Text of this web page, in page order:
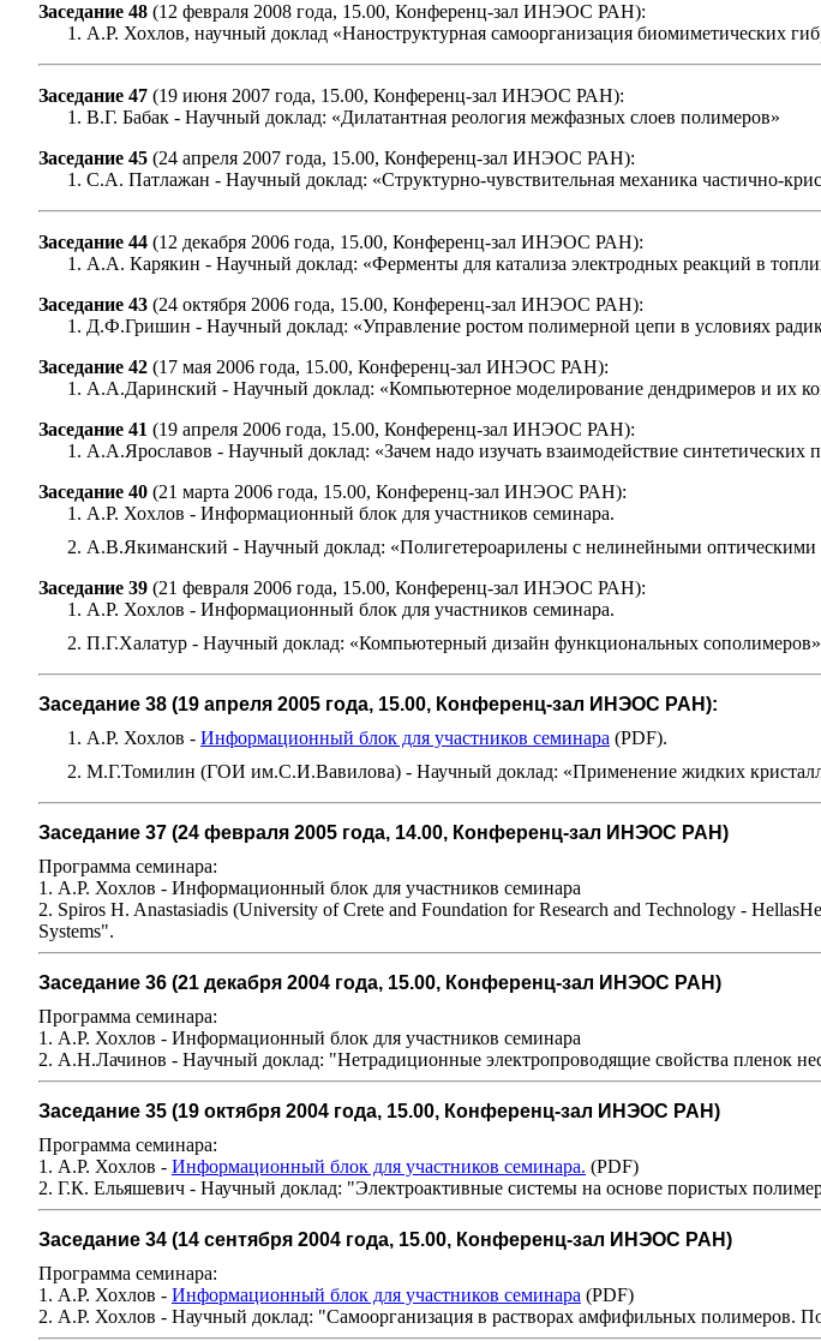
Заседание 48 (12 февраля 2008 года, 15.00, Конференц-зал ИНЭОС РАН):
А.Р. Хохлов, научный доклад «Наноструктурная самоорганизация биомиметических
Заседание 47 (19 июня 2007 года, 15.00, Конференц-зал ИНЭОС РАН):
В.Г. Бабак - Научный доклад: «Дилатантная реология межфазных слоев полимеров»
Заседание 45 (24 апреля 2007 года, 15.00, Конференц-зал ИНЭОС РАН):
С.А. Патлажан - Научный доклад: «Структурно-чувствительная механика частично-
Заседание 44 (12 декабря 2006 года, 15.00, Конференц-зал ИНЭОС РАН):
А.А. Карякин - Научный доклад: «Ферменты для катализа электродных реакций в
Заседание 43 (24 октября 2006 года, 15.00, Конференц-зал ИНЭОС РАН):
Д.Ф.Гришин - Научный доклад: «Управление ростом полимерной цепи в условиях
Заседание 42 (17 мая 2006 года, 15.00, Конференц-зал ИНЭОС РАН):
А.А.Даринский - Научный доклад: «Компьютерное моделирование дендримеров и их
Заседание 41 (19 апреля 2006 года, 15.00, Конференц-зал ИНЭОС РАН):
А.А.Ярославов - Научный доклад: «Зачем надо изучать взаимодействие
Заседание 40 (21 марта 2006 года, 15.00, Конференц-зал ИНЭОС РАН):
А.Р. Хохлов - Информационный блок для участников семинара.
А.В.Якиманский - Научный доклад: «Полигетероарилены с нелинейными
Заседание 39 (21 февраля 2006 года, 15.00, Конференц-зал ИНЭОС РАН):
А.Р. Хохлов - Информационный блок для участников семинара.
П.Г.Халатур - Научный доклад: «Компьютерный дизайн функциональных
Заседание 38 (19 апреля 2005 года, 15.00, Конференц-зал ИНЭОС РАН):
А.Р. Хохлов - Информационный блок для участников семинара (PDF).
М.Г.Томилин (ГОИ им.С.И.Вавилова) - Научный доклад: «Применение жидких
Заседание 37 (24 февраля 2005 года, 14.00, Конференц-зал ИНЭОС РАН)
Программа семинара:
1. А.Р. Хохлов - Информационный блок для участников семинара
2. Spiros H. Anastasiadis (University of Crete and Foundation for Research and Technology -
Systems".
Заседание 36 (21 декабря 2004 года, 15.00, Конференц-зал ИНЭОС РАН)
Программа семинара:
1. А.Р. Хохлов - Информационный блок для участников семинара
2. А.Н.Лачинов - Научный доклад: "Нетрадиционные электропроводящие свойства пленок
Заседание 35 (19 октября 2004 года, 15.00, Конференц-зал ИНЭОС РАН)
Программа семинара:
1. А.Р. Хохлов - Информационный блок для участников семинара. (PDF)
2. Г.К. Ельяшевич - Научный доклад: "Электроактивные системы на основе пористых
Заседание 34 (14 сентября 2004 года, 15.00, Конференц-зал ИНЭОС РАН)
Программа семинара:
1. А.Р. Хохлов - Информационный блок для участников семинара (PDF)
2. А.Р. Хохлов - Научный доклад: "Самоорганизация в растворах амфифильных полимеров.